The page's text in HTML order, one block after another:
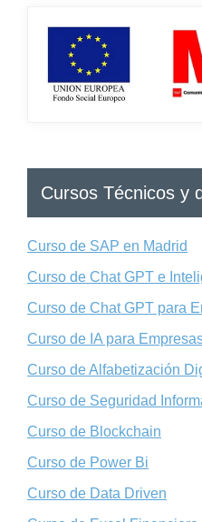
Cursos Técnicos y
Curso de SAP en Madrid
Curso de Chat GPT e
Curso de Chat GPT para
Curso de IA para
Curso de Alfabetización
Curso de Seguridad
Curso de Blockchain
Curso de Power Bi
Curso de Data Driven